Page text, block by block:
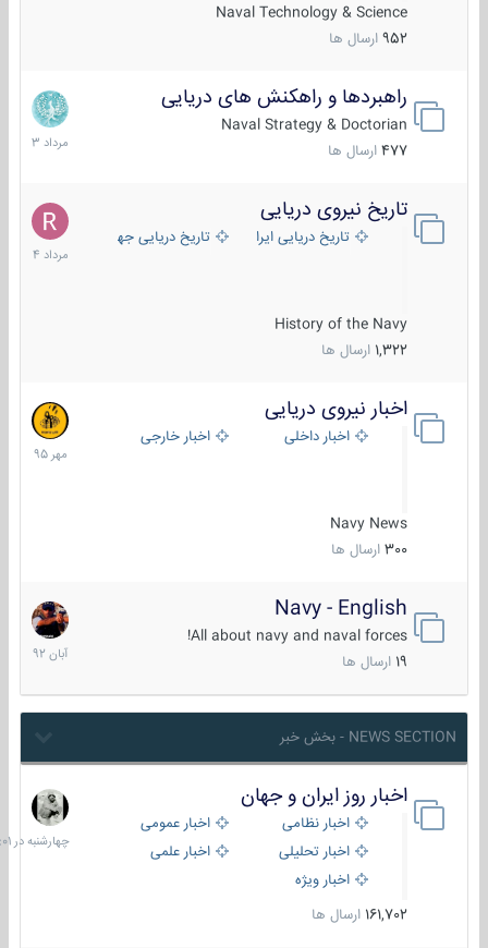
Naval Technology & Science
952 ارسال ها
راهبردها و راهکنش های دریایی
Naval Strategy & Doctorian
477 ارسال ها
2
مرداد
1403
تاریخ نیروی دریایی
تاریخ دریایی ایران تاریخ دریایی جهان
History of the Navy
1,322 ارسال ها
16
مرداد
1404
اخبار نیروی دریایی
اخبار داخلی اخبار خارجی
Navy News
300 ارسال ها
27
مهر
1395
Navy - English
All about navy and naval forces!
ارسال ها
22
آبان
1392
NEWS SECTION - بخش خبر
اخبار روز ایران و جهان
اخبار نظامی
اخبار عمومی
اخبار تحلیلی
اخبار علمی
اخبار ویژه
161,702 ارسال ها
در
06:01